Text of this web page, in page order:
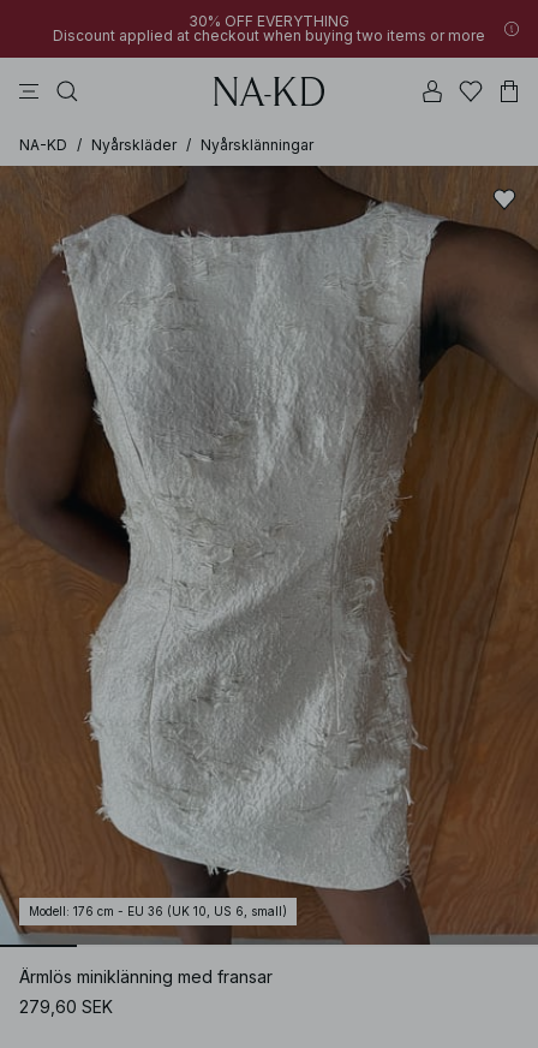
30% OFF EVERYTHING
Discount applied at checkout when buying two items or more
NA-KD / Nyårskläder / Nyårsklänningar
Modell : 176 cm - EU 36 (UK 10, US 6, small)
Ärmlös miniklänning med fransar
279,60 SEK